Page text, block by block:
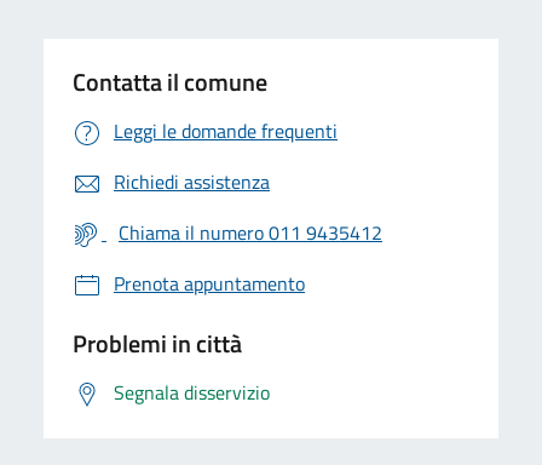
Contatta il comune
Leggi le domande frequenti
Richiedi assistenza
Chiama il numero 011 9435412
Prenota appuntamento
Problemi in città
Segnala disservizio